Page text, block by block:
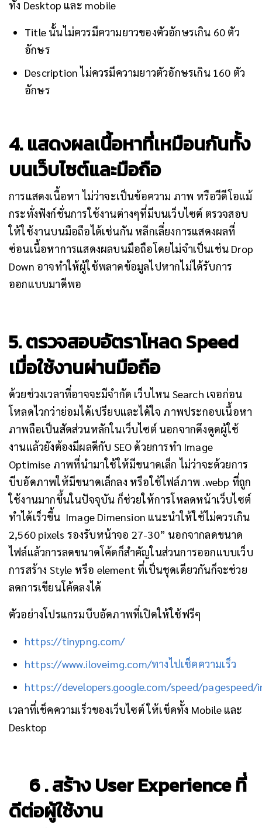
ทั้ง Desktop และ mobile
Title นั้นไม่ควรมีความยาวของตัวอักษรเกิน 60 ตัว
อักษร
Description ไม่ควรมีความยาวตัวอักษรเกิน 160 ตัว
อักษร
4. แสดงผลเนื้อหาที่เหมือนกันทั้ง
บนเว็บไซต์และมือถือ
การแสดงเนื้อหา ไม่ว่าจะเป็นข้อความ ภาพ หรือวีดีโอแม้
กระทั่งฟังก์ชั่นการใช้งานต่างๆที่มีบนเว็บไซต์ ตรวจสอบ
ให้ใช้งานบนมือถือได้เช่นกัน หลีกเลี่ยงการแสดงผลที่
ซ่อนเนื้อหาการแสดงผลบนมือถือโดยไม่จำเป็นเช่น Drop
Down อาจทำให้ผู้ใช้พลาดข้อมูลไปหากไม่ได้รับการ
ออกแบบมาดีพอ
5. ตรวจสอบอัตราโหลด Speed
เมื่อใช้งานผ่านมือถือ
ด้วยช่วงเวลาที่อาจจะมีจำกัด เว็บไหน Search เจอก่อน
โหลดไวกว่าย่อมได้เปรียบและได้ใจ ภาพประกอบเนื้อหา
ภาพถือเป็นสัดส่วนหลักในเว็บไซต์ นอกจากดึงดูดผู้ใช้
งานแล้วยังต้องมีผลดีกับ SEO ด้วยการทำ Image
Optimise ภาพที่นำมาใช้ให้มีขนาดเล็ก ไม่ว่าจะด้วยการ
บีบอัดภาพให้มีขนาดเล็กลง หรือใช้ไฟล์ภาพ .webp ที่ถูก
ใช้งานมากขึ้นในปัจจุบัน ก็ช่วยให้การโหลดหน้าเว็บไซต์
ทำได้เร็วขึ้น Image Dimension แนะนำให้ใช้ไม่ควรเกิน
2,560 pixels รองรับหน้าจอ 27-30” นอกจากลดขนาด
ไฟล์แล้วการลดขนาดโค้ดก็สำคัญในส่วนการออกแบบเว็บ
การสร้าง Style หรือ element ที่เป็นชุดเดียวกันก็จะช่วย
ลดการเขียนโค้ดลงได้
ตัวอย่างโปรแกรมบีบอัดภาพที่เปิดให้ใช้ฟรีๆ
https://tinypng.com/
https://www.iloveimg.com/ทางไปเช็คความเร็ว
https://developers.google.com/speed/
เวลาที่เช็คความเร็วของเว็บไซต์ ให้เช็คทั้ง Mobile และ
Desktop
6 . สร้าง User Experience ที่
ดีต่อผู้ใช้งาน